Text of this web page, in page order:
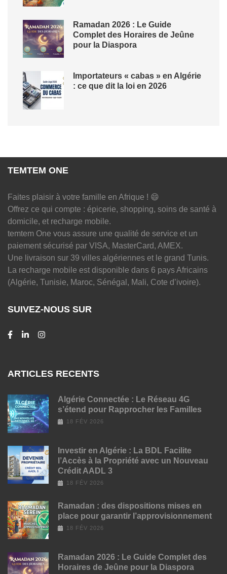
Ramadan 2026 : Le Guide
Complet des Horaires de Jeûne
pour la Diaspora
Importateurs « cabas » en Algérie
: ce que dit la loi en 2026
TEMTEM ONE
Faites plaisir à votre famille en Afrique ! 😄
Offrez ce qui compte : épicerie, shopping, soins de santé à
domicile, et recharge mobile.
temtem One vous assure une qualité de service et un
paiement sécurisé par VISA, MasterCard, AMEX.
Une livraison sur 39 villes algériennes et le grand Tunis.
La recharge mobile est disponible dans 6 pays Africains
(Algérie, Tunisie, Maroc, Sénégal, Mali, Cote d’ivoire).
SUIVEZ-NOUS SUR
ARTICLES RECENTS
Algérie Connectée : Le Réseau 4G
s’étend pour Rapprocher les Familles
18 FÉV 2026
Investir en Algérie : La BDL Facilite
l’Accès à la Propriété avec un Nouveau
Crédit AADL 3
18 FÉV 2026
Ramadan : des dispositions mises en
place pour garantir l’approvisionnement
18 FÉV 2026
Ramadan 2026 : Le Guide Complet des
Horaires de Jeûne pour la Diaspora